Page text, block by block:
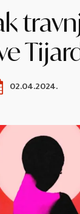
02.04.2024.